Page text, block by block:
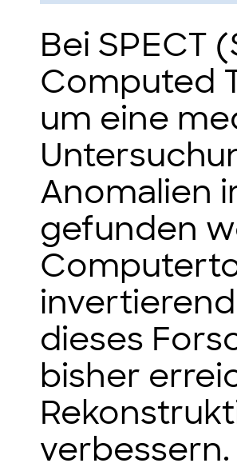
Bei SPECT
Computed
um eine
Anomalien
gefunden
dieses
bisher
verbessern.